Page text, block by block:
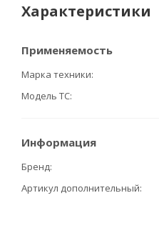
Характеристики
Применяемость
Марка техники
Модель ТС
Информация
Бренд
Артикул дополнительный